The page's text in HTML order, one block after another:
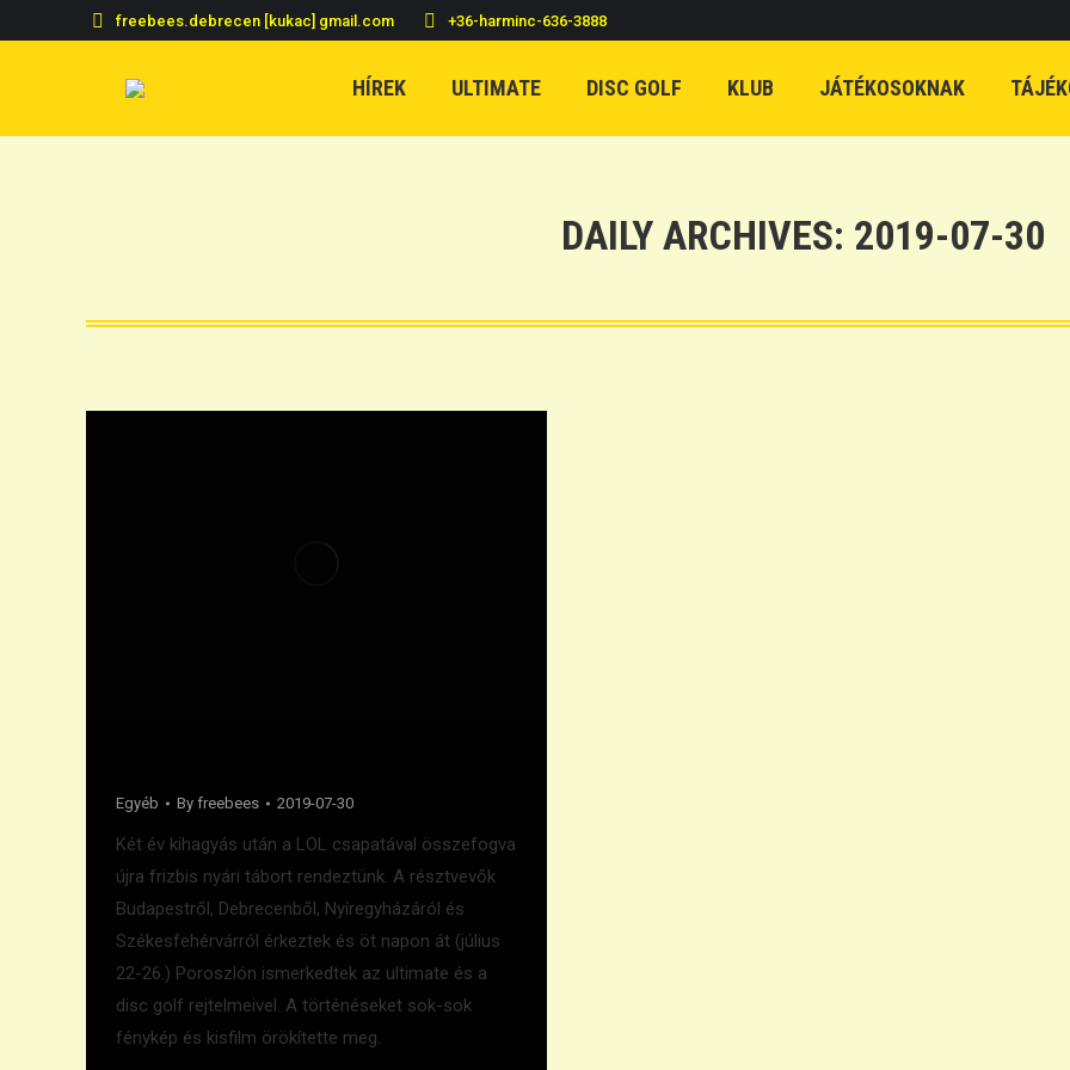
freebees.debrecen [kukac] gmail.com +36-harminc-636-3888
HÍREK ULTIMATE DISC GOLF KLUB JÁTÉKOSOKNAK
DAILY ARCHIVES: 2019-07-30
Egyéb By freebees 2019-07-30
Két év kihagyás után a LOL csapatával összefogva
újra frizbis nyári tábort rendeztünk. A résztvevők
Budapestről, Debrecenből, Nyíregyházáról és
Székesfehérvárról érkeztek és öt napon át (július
22-26.) Poroszlón ismerkedtek az ultimate és a
disc golf rejtelmeivel. A történéseket sok-sok
fénykép és kisfilm örökítette meg.